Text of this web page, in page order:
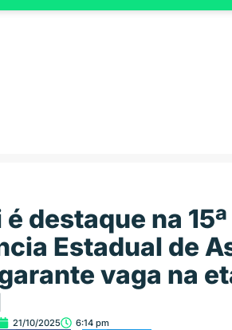
destaque na 15ª
Estadual de
vaga na
21/10/2025 6:14 pm